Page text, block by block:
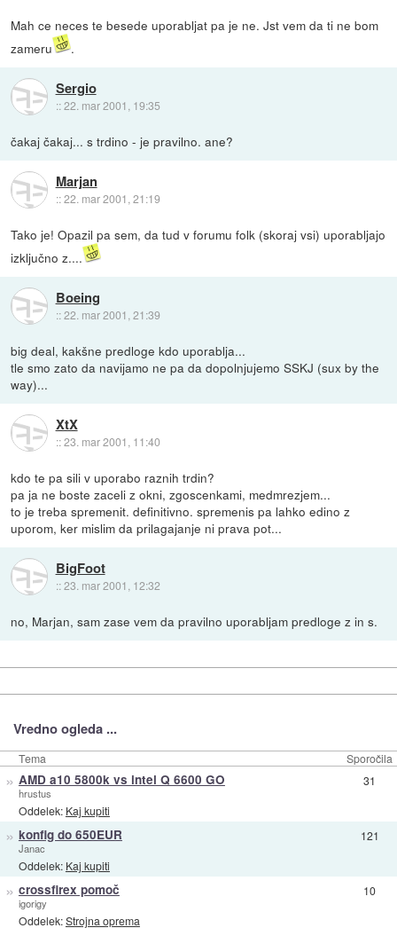
Mah ce neces te besede uporabljat pa je ne. Jst vem da ti ne bom
zameru
.
Sergio
::22. mar 2001, 19:35
čakaj čakaj... s trdino - je pravilno. ane?
Marjan
::22. mar 2001, 21:19
Tako je! Opazil pa sem, da tud v forumu folk (skoraj vsi) uporabljajo
izključno z....
Boeing
::22. mar 2001, 21:39
big deal, kakšne predloge kdo uporablja...
tle smo zato da navijamo ne pa da dopolnjujemo SSKJ (sux by the
way)...
XtX
::23. mar 2001, 11:40
kdo te pa sili v uporabo raznih trdin?
pa ja ne boste zaceli z okni, zgoscenkami, medmrezjem...
to je treba spremenit. definitivno. spremenis pa lahko edino z
uporom, ker mislim da prilagajanje ni prava pot...
BigFoot
::23. mar 2001, 12:32
no, Marjan, sam zase vem da pravilno uporabljam predloge z in s.
Vredno ogleda ...
Tema Sporočila
» AMD a10 5800k vs intel Q 6600 GO
hrustus
Oddelek: Kaj kupiti
31
» konfig do 650EUR
Janac
Oddelek: Kaj kupiti
121
» crossfirex pomoč
igorigy
Oddelek:Strojna oprema
10